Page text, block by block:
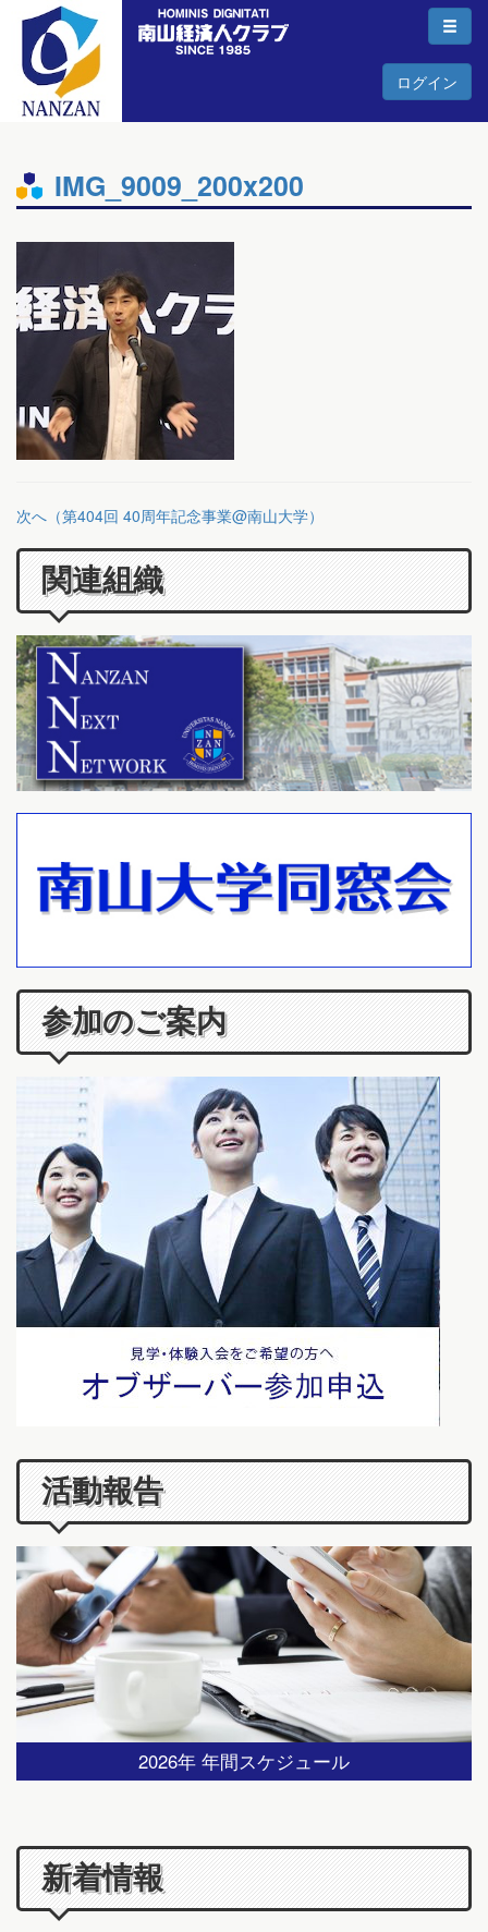
ログイン
IMG_9009_200x200
次へ（第404回 40周年記念事業@南山大学）
関連組織
参加のご案内
活動報告
2026年 年間スケジュール
新着情報